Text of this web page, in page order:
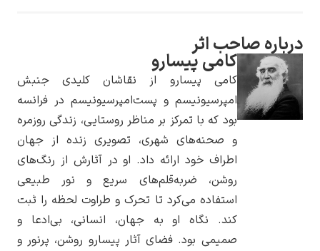
پیر آگوست رنوآر
اثر
کامی پیسارو
کامی پیسارو از نقاشان کلیدی جنبش
امپرسیونیسم و پست‌امپرسیونیسم در فرانسه
بود که با تمرکز بر مناظر روستایی، زندگی روزمره
و صحنه‌های شهری، تصویری زنده از جهان
اطراف خود ارائه داد. او در آثارش از رنگ‌های
روشن، ضربه‌قلم‌های سریع و نور طبیعی
استفاده می‌کرد تا تحرک و طراوت لحظه را ثبت
کند. نگاه او به جهان، انسانی، بی‌ادعا و
صمیمی بود. فضای آثار پیسارو روشن، پرنور و